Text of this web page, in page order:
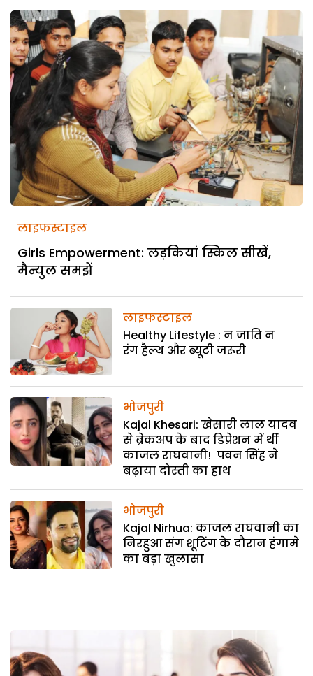
लाइफस्टाइल
Girls Empowerment: लड़कियां स्किल सीखें,
मैन्युल समझें
लाइफस्टाइल
Healthy Lifestyle : न जाति न
रंग हैल्थ और ब्यूटी जरूरी
भोजपुरी
Kajal Khesari: खेसारी लाल यादव
से ब्रेकअप के बाद डिप्रेशन में थीं
काजल राघवानी! पवन सिंह ने
बढ़ाया दोस्ती का हाथ
भोजपुरी
Kajal Nirhua: काजल राघवानी का
निरहुआ संग शूटिंग के दौरान हंगामे
का बड़ा खुलासा